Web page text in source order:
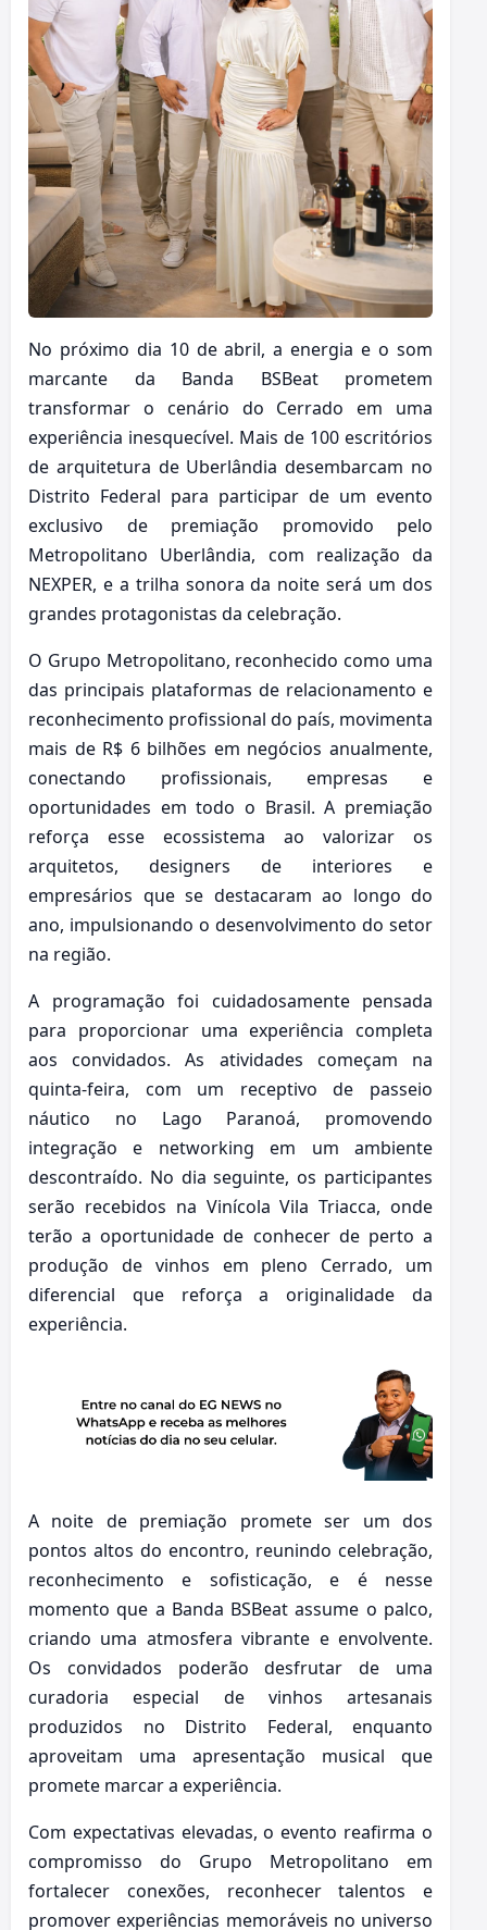
No próximo dia 10 de abril, a energia e o som
marcante da Banda BSBeat prometem
transformar o cenário do Cerrado em uma
experiência inesquecível. Mais de 100 escritórios
de arquitetura de Uberlândia desembarcam no
Distrito Federal para participar de um evento
exclusivo de premiação promovido pelo
Metropolitano Uberlândia, com realização da
NEXPER, e a trilha sonora da noite será um dos
grandes protagonistas da celebração.
O Grupo Metropolitano, reconhecido como uma
das principais plataformas de relacionamento e
reconhecimento profissional do país, movimenta
mais de R$ 6 bilhões em negócios anualmente,
conectando profissionais, empresas e
oportunidades em todo o Brasil. A premiação
reforça esse ecossistema ao valorizar os
arquitetos, designers de interiores e
empresários que se destacaram ao longo do
ano, impulsionando o desenvolvimento do setor
na região.
A programação foi cuidadosamente pensada
para proporcionar uma experiência completa
aos convidados. As atividades começam na
quinta-feira, com um receptivo de passeio
náutico no Lago Paranoá, promovendo
integração e networking em um ambiente
descontraído. No dia seguinte, os participantes
serão recebidos na Vinícola Vila Triacca, onde
terão a oportunidade de conhecer de perto a
produção de vinhos em pleno Cerrado, um
diferencial que reforça a originalidade da
experiência.
A noite de premiação promete ser um dos
pontos altos do encontro, reunindo celebração,
reconhecimento e sofisticação, e é nesse
momento que a Banda BSBeat assume o palco,
criando uma atmosfera vibrante e envolvente.
Os convidados poderão desfrutar de uma
curadoria especial de vinhos artesanais
produzidos no Distrito Federal, enquanto
aproveitam uma apresentação musical que
promete marcar a experiência.
Com expectativas elevadas, o evento reafirma o
compromisso do Grupo Metropolitano em
fortalecer conexões, reconhecer talentos e
promover experiências memoráveis no universo